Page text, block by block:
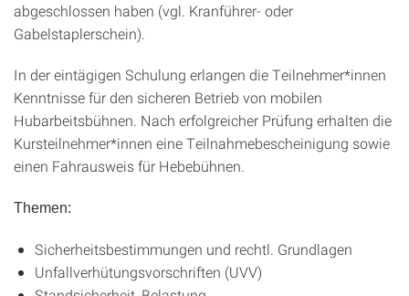
abgeschlossen haben (vgl. Kranführer- oder
Gabelstaplerschein).
In der eintägigen Schulung erlangen die Teilnehmer*innen
Kenntnisse für den sicheren Betrieb von mobilen
Hubarbeitsbühnen. Nach erfolgreicher Prüfung erhalten die
Kursteilnehmer*innen eine Teilnahmebescheinigung sowie
einen Fahrausweis für Hebebühnen.
Themen:
Sicherheitsbestimmungen und rechtl. Grundlagen
Unfallverhütungsvorschriften (UVV)